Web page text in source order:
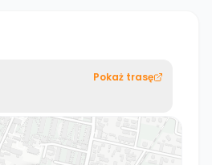
Pokaż trasę